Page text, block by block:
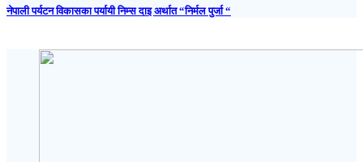
नेपाली पर्यटन विकासका पर्यायी निम्स दाइ अर्थात “निर्मल पुर्जा “